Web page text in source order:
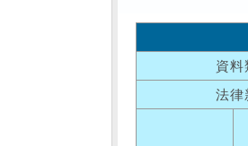
資料
法律